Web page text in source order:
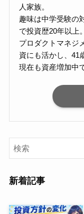
人家族。
趣味は中学受験の
で投資歴20年以上。
プロダクトマネジ
資にも活かし、41
現在も資産増加中
新着記事